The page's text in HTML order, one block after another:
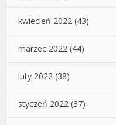
kwiecień 2022 (43)
marzec 2022 (44)
luty 2022 (38)
styczeń 2022 (37)